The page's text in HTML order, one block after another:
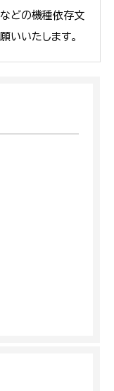
どの機種依存文
いいたします。